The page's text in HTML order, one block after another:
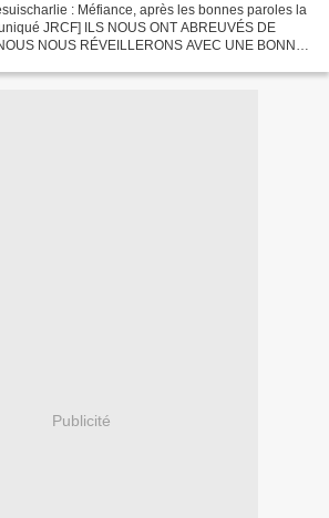
: Méfiance, après les bonnes paroles la
JRCF] ILS NOUS ONT ABREUVÉS DE
NOUS RÉVEILLERONS AVEC UNE BONNE
Publicité